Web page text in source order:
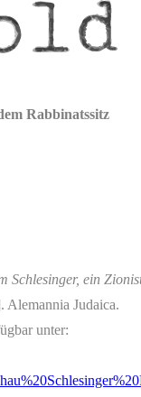
Rabbinatssitz
Schlesinger, ein
Alemannia Judaica.
unter: